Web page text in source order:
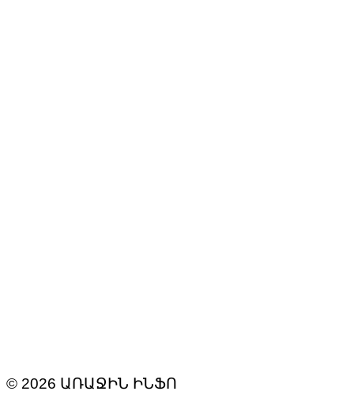
© 2026 ԱՌԱՋԻՆ ԻՆՖՈ